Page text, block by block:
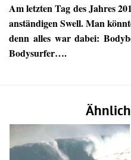
Am letzten Tag des Jahres
anständigen Swell. Man
denn alles war dabei:
Bodysurfer….